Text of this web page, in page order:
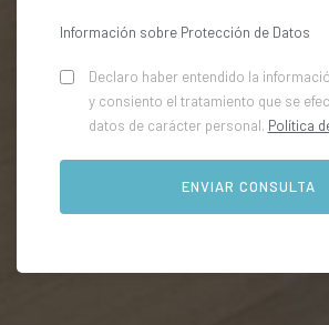
Información sobre Protección de Datos
Declaro haber entendido la
y consiento el tratamiento que se
datos de carácter personal. Política